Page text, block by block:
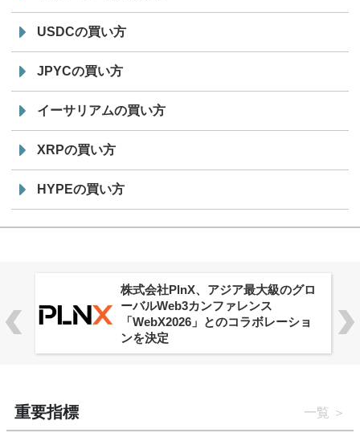
USDCの買い方
JPYCの買い方
イーサリアムの買い方
XRPの買い方
HYPEの買い方
株式会社PlnX、アジア最大級のグロ
ーバルWeb3カンファレンス
「WebX2026」とのコラボレーショ
ンを決定
重要指標 一覧